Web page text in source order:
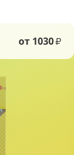
от 1030₽